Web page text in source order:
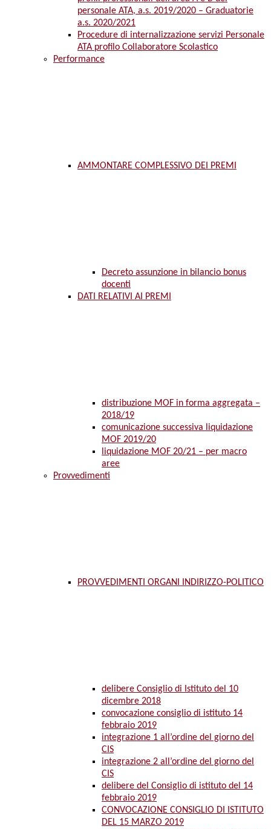
personale ATA, a.s. 2019/2020 – Graduatorie
a.s. 2020/2021
Procedure di internalizzazione servizi Personale
ATA profilo Collaboratore Scolastico
Performance
AMMONTARE COMPLESSIVO DEI PREMI
Decreto assunzione in bilancio bonus
docenti
DATI RELATIVI AI PREMI
distribuzione MOF in forma aggregata –
2018/19
comunicazione successiva liquidazione
MOF 2019/20
liquidazione MOF 20/21 – per macro
aree
Provvedimenti
PROVVEDIMENTI ORGANI INDIRIZZO-POLITICO
delibere Consiglio di Istituto del 10
dicembre 2018
convocazione consiglio di istituto 14
febbraio 2019
integrazione 1 all’ordine del giorno del
CIS
integrazione 2 all’ordine del giorno del
CIS
delibere del Consiglio di istituto del 14
febbraio 2019
CONVOCAZIONE CONSIGLIO DI ISTITUTO
DEL 15 MARZO 2019